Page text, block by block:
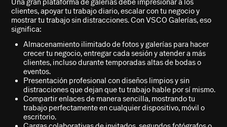
Una gran plataforma de galerías debe impresionar a los
clientes, apoyar tu trabajo diario, escalar con tu negocio y
mostrar tu trabajo sin distracciones. Con VSCO Galerías, eso
significa:
Almacenamiento ilimitado de fotos y galerías para hacer
crecer tu negocio, entregar cada sesión y atender a más
clientes, incluso durante temporadas altas de bodas o
eventos.
Presentación profesional con diseños limpios y sin
distracciones que dejan que tu trabajo hable por sí mismo.
Compartir enlaces de manera sencilla, mostrando tu
trabajo perfectamente en cualquier dispositivo, móvil o
escritorio.